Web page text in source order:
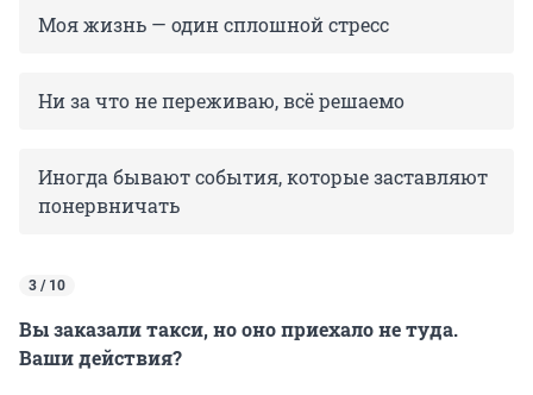
Моя жизнь — один сплошной стресс
Ни за что не переживаю, всё решаемо
Иногда бывают события, которые заставляют
понервничать
3 / 10
Вы заказали такси, но оно приехало не туда.
Ваши действия?